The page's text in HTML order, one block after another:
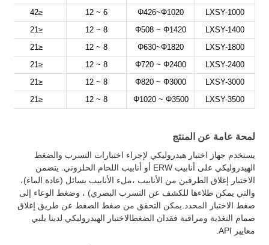
LXSY-1000
Φ426~Φ1020
6 ~ 12
≤42
LXSY-1400
Φ508 ~ Φ1420
8 ~ 12
≤21
LXSY-1800
Φ630~Φ1820
8 ~ 12
≤21
LXSY-2400
Φ720 ~ Φ2400
8 ~ 12
≤21
LXSY-3000
Φ820 ~ Φ3000
8 ~ 12
≤21
LXSY-3500
Φ1020 ~ Φ3500
8 ~ 12
≤21
لمحة عامة عن المنتج
يستخدم جهاز اختبار هيدروليكي لإجراء اختبارات التسرب والضغط
الهيدروليكي على أنابيب ERW أو أنابيب اللحام الحلزوني. يتضمن
الاختبار إغلاق الطرفين من الأنابيب ،ملء الأنابيب بسائل (عادة الماء)،
والتي يمكن طلاءها للكشف عن التسرب البصري) ، وضغط الوعاء إلى
ضغط الاختبار المحدد.يمكن التحقق من ضغط الضغط عن طريق إغلاق
صمام التغذية ومراقبة فقدان الضغطالاختبار الهيدروليكي لدينا يلبي
معايير API.